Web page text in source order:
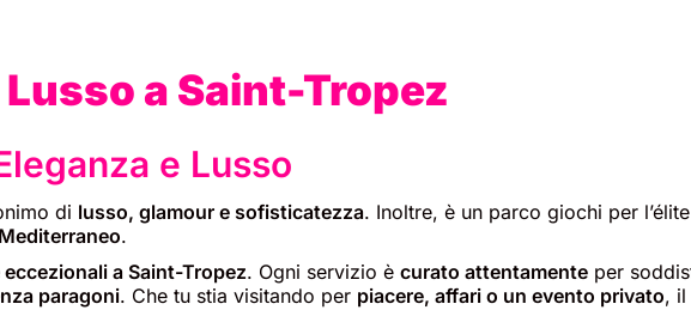
a Saint-Tropez
e Lusso
di lusso, glamour e sofisticatezza. Inoltre, è un parco giochi per
.
a Saint-Tropez. Ogni servizio è curato attentamente per
paragoni. Che tu stia visitando per piacere, affari o un evento privato, il